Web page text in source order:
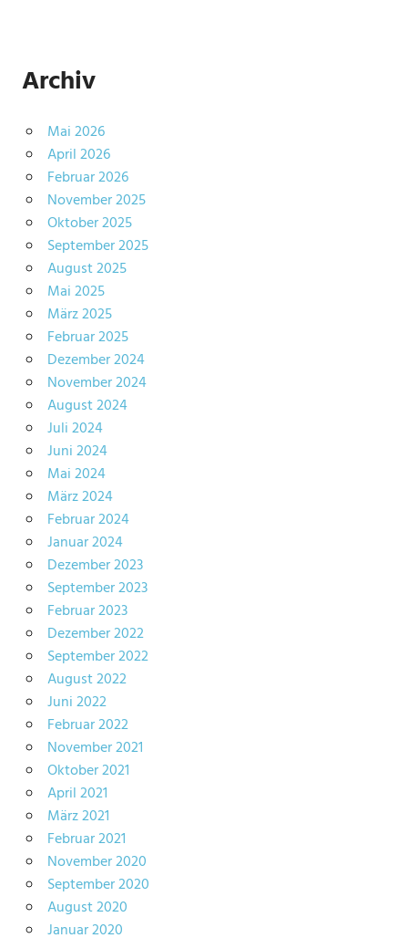
Archiv
Mai 2026
April 2026
Februar 2026
November 2025
Oktober 2025
September 2025
August 2025
Mai 2025
März 2025
Februar 2025
Dezember 2024
November 2024
August 2024
Juli 2024
Juni 2024
Mai 2024
März 2024
Februar 2024
Januar 2024
Dezember 2023
September 2023
Februar 2023
Dezember 2022
September 2022
August 2022
Juni 2022
Februar 2022
November 2021
Oktober 2021
April 2021
März 2021
Februar 2021
November 2020
September 2020
August 2020
Januar 2020